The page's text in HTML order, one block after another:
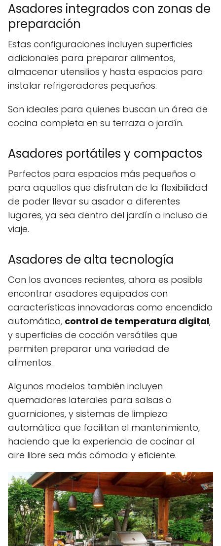
Asadores integrados con zonas de
preparación
Estas configuraciones incluyen superficies
adicionales para preparar alimentos,
almacenar utensilios y hasta espacios para
instalar refrigeradores pequeños.
Son ideales para quienes buscan un área de
cocina completa en su terraza o jardín.
Asadores portátiles y compactos
Perfectos para espacios más pequeños o
para aquellos que disfrutan de la flexibilidad
de poder llevar su asador a diferentes
lugares, ya sea dentro del jardín o incluso de
viaje.
Asadores de alta tecnología
Con los avances recientes, ahora es posible
encontrar asadores equipados con
características innovadoras como encendido
automático, control de temperatura digital,
y superficies de cocción versátiles que
permiten preparar una variedad de
alimentos.
Algunos modelos también incluyen
quemadores laterales para salsas o
guarniciones, y sistemas de limpieza
automática que facilitan el mantenimiento,
haciendo que la experiencia de cocinar al
aire libre sea más cómoda y eficiente.